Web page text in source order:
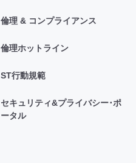
倫理 & コンプライアンス
倫理ホットライン
ST行動規範
セキュリティ&プライバシー･ポ
ータル